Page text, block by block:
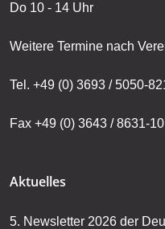
Do 10 - 14 Uhr
Weitere Termine nach
Tel. +49 (0) 3693 / 5050-
Fax +49 (0) 3643 / 8631-10
Aktuelles
5. Newsletter 2026 der